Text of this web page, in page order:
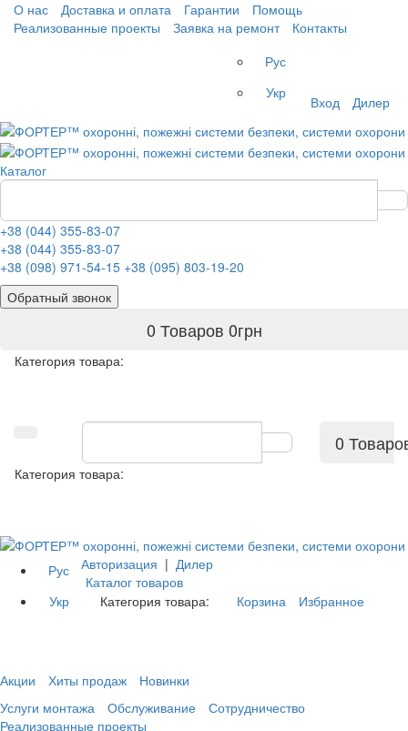
О нас Доставка и оплата Гарантии
Помощь
Реализованные проекты
Заявка на ремонт
Контакты
Рус
Укр
Вход Дилер
Каталог
+38 (044) 355-83-07
+38 (044) 355-83-07
+38 (098) 971-54-15 +38 (095) 803-19-20
Обратный звонок
0 Товаров 0грн
Категория товара:
0
Категория товара:
Рус
Укр
Авторизация | Дилер
Каталог товаров
Категория товара:
Корзина Избранное
Акции Хиты продаж
Новинки
Услуги монтажа
Обслуживание
Сотрудничество
Реализованные проекты